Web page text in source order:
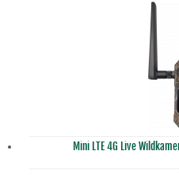
Mini LTE 4G Live